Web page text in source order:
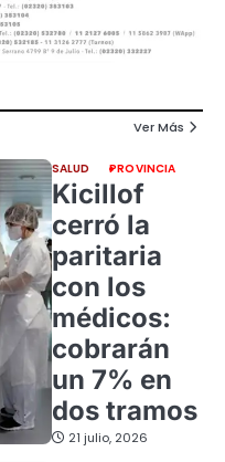
Ver Más
SALUD PROVINCIA
Kicillof
cerró la
paritaria
con los
médicos:
cobrarán
un 7% en
dos tramos
21 julio, 2026